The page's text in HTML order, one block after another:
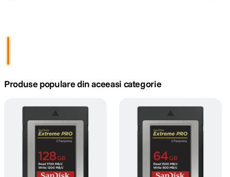
4. peak design
canon sx740 hs
lavaliera
card memorie
Produse populare din aceeasi categorie